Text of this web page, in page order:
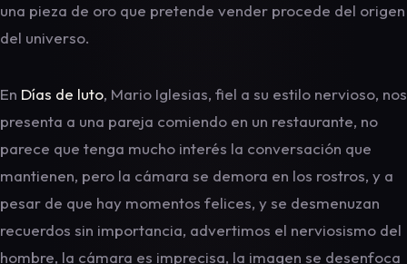
una pieza de oro que pretende vender procede del origen
del universo.
En Días de luto, Mario Iglesias, fiel a su estilo nervioso, nos
presenta a una pareja comiendo en un restaurante, no
parece que tenga mucho interés la conversación que
mantienen, pero la cámara se demora en los rostros, y a
pesar de que hay momentos felices, y se desmenuzan
recuerdos sin importancia, advertimos el nerviosismo del
hombre, la cámara es imprecisa, la imagen se desenfoca